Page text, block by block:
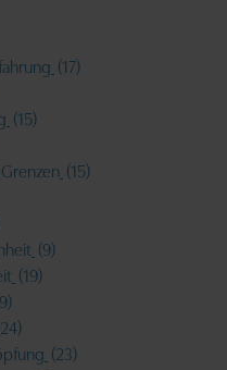
(17)
(15)
Grenzen (15)
(9)
(19)
(23)